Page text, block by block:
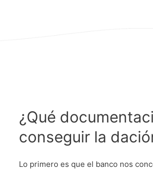
¿Qué
conseguir la
Lo primero es que el banco nos